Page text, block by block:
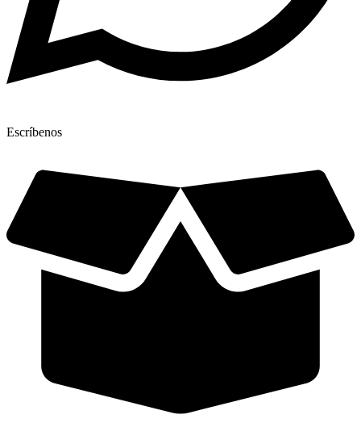
Escríbenos